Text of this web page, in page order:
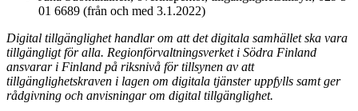
01 6­689 (från och med 3.1.2022)
Digital tillgänglighet handlar om att det digitala samhället ska vara
tillgängligt för alla. Regionförvaltningsverket i Södra Finland
ansvarar i Finland på riksnivå för tillsynen av att
tillgänglighetskraven i lagen om digitala tjänster uppfylls samt ger
rådgivning och anvisningar om digital tillgänglighet.